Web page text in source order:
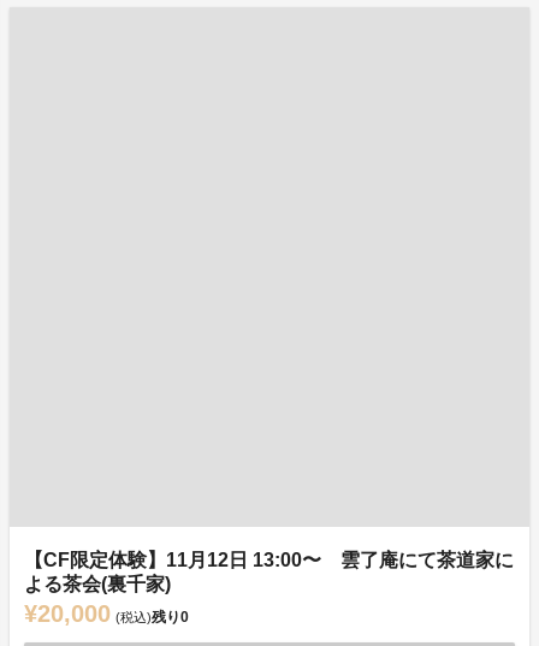
【CF限定体験】11月12日 13:00〜 雲了庵にて茶道家に
よる茶会(裏千家)
¥20,000 (税込)残り0